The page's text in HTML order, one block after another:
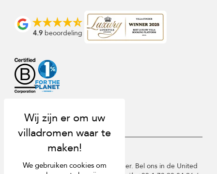
4.9 beoordeling
Copyright © 2026 St Barts Villa Finder. Bel ons in de United
We gebruiken cookies om